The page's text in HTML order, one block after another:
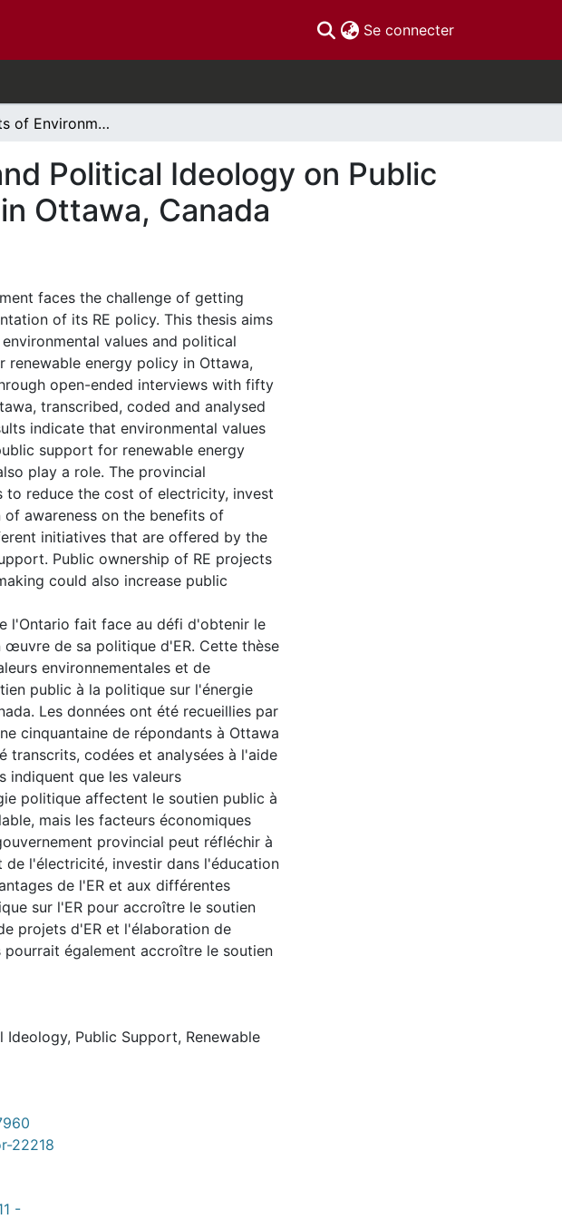
Se connecter(current)
The Effects of Environmental Values and Political Ideology on Public Support for Renewable Energy Policy in Ottawa, Canada
Political Ideology on Public
Ottawa, Canada
faces the challenge of getting
of its RE policy. This thesis aims
values and political
energy policy in Ottawa,
open-ended interviews with fifty
transcribed, coded and analysed
indicate that environmental values
support for renewable energy
play a role. The provincial
to reduce the cost of electricity, invest
awareness on the benefits of
initiatives that are offered by the
Public ownership of RE projects
could also increase public
l'Ontario fait face au défi d'obtenir le
œuvre de sa politique d'ER. Cette thèse
environnementales et de
public à la politique sur l'énergie
Les données ont été recueillies par
cinquantaine de répondants à Ottawa
transcrits, codées et analysées à l'aide
indiquent que les valeurs
politique affectent le soutien public à
mais les facteurs économiques
provincial peut réfléchir à
de l'électricité, investir dans l'éducation
de l'ER et aux différentes
sur l'ER pour accroître le soutien
projets d'ER et l'élaboration de
également accroître le soutien
Ideology, Public Support, Renewable
22218
-